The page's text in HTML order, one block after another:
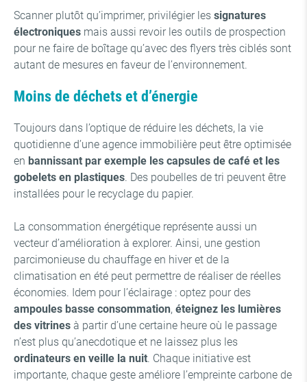
Scanner plutôt qu’imprimer, privilégier les signatures
électroniques mais aussi revoir les outils de prospection
pour ne faire de boîtage qu’avec des flyers très ciblés sont
autant de mesures en faveur de l’environnement.
Moins de déchets et d’énergie
Toujours dans l’optique de réduire les déchets, la vie
quotidienne d’une agence immobilière peut être optimisée
en bannissant par exemple les capsules de café et les
gobelets en plastiques. Des poubelles de tri peuvent être
installées pour le recyclage du papier.
La consommation énergétique représente aussi un
vecteur d’amélioration à explorer. Ainsi, une gestion
parcimonieuse du chauffage en hiver et de la
climatisation en été peut permettre de réaliser de réelles
économies. Idem pour l’éclairage : optez pour des
ampoules basse consommation, éteignez les lumières
des vitrines à partir d’une certaine heure où le passage
n’est plus qu’anecdotique et ne laissez plus les
ordinateurs en veille la nuit. Chaque initiative est
importante, chaque geste améliore l’empreinte carbone de